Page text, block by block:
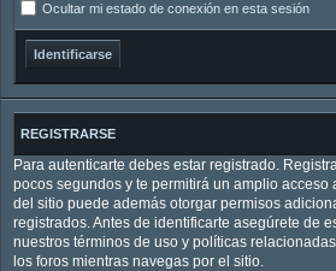
Ocultar mi estado de conexión en esta sesión
REGISTRARSE
Para autenticarte debes estar registrado.
pocos segundos y te permitirá un amplio acceso
del sitio puede además otorgar permisos
registrados. Antes de identificarte asegúrete de
nuestros términos de uso y políticas
los foros mientras navegas por el sitio.